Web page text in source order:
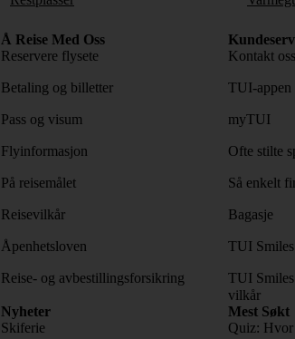
Å Reise Med Oss
Reservere flysete
Betaling og billetter
Pass og visum
Flyinformasjon
På reisemålet
Reisevilkår
Åpenhetsloven
Reise- og avbestillingsforsikring
Kontakt oss
TUI-appen
myTUI
Ofte stilte
Så enkelt
Bagasje
TUI
TUI
vilkår
Nyheter
Skiferie
Mest Søkt
Quiz: Hvor